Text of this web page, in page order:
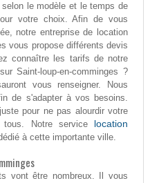
le modèle et le temps de
votre choix. Afin de vous
notre entreprise de location
vous propose différents devis
connaître les tarifs de notre
Saint-loup-en-comminges ?
vous renseigner. Nous
de s'adapter à vos besoins.
pour ne pas alourdir votre
tous. Notre service location
à cette importante ville.
vont être nombreux. Il vous